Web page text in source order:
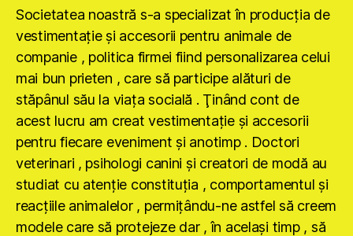
Societatea noastră s-a specializat în producţia de
vestimentaţie şi accesorii pentru animale de
companie , politica firmei fiind personalizarea celui
mai bun prieten , care să participe alături de
stăpânul său la viaţa socială . Ţinând cont de
acest lucru am creat vestimentaţie şi accesorii
pentru fiecare eveniment şi anotimp . Doctori
veterinari , psihologi canini şi creatori de modă au
studiat cu atenţie constituţia , comportamentul şi
reacţiile animalelor , permiţându-ne astfel să creem
modele care să protejeze dar , în acelaşi timp , să